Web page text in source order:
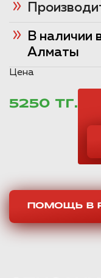
В наличии
Алматы
Цена
5250 ТГ.
ПОМОЩЬ В